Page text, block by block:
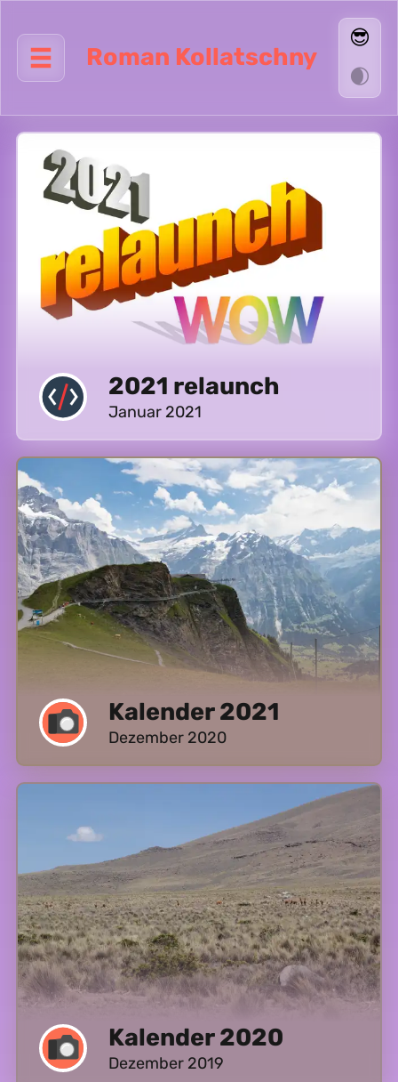
Roman Kollatschny
😎
🌒
2021 relaunch
Januar 2021
Kalender 2021
Dezember 2020
Kalender 2020
Dezember 2019